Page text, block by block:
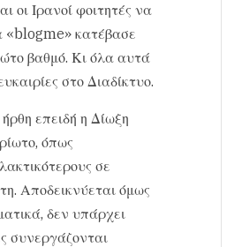
οι Ιρανοί φοιτητές να
«blogme» κατέβασε
βαθμό. Κι όλα αυτά
στο Διαδίκτυο.
επειδή η Δίωξη
όπως
σε
Αποδεικνύεται όμως
δεν υπάρχει
συνεργάζονται